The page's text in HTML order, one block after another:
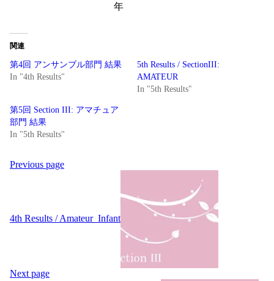
年
関連
第4回 アンサンブル部門 結果
In "4th Results"
5th Results / SectionIII:
AMATEUR
In "5th Results"
第5回 Section III: アマチュア
部門 結果
In "5th Results"
Post
Previous page
4th Results / Amateur_Infant
Next page